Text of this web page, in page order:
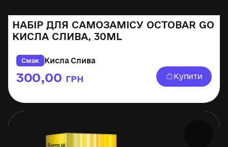
НАБІР ДЛЯ САМОЗАМІСУ OCTOBAR GO
КИСЛА СЛИВА, 30ML
Смак Кисла Слива
300,00 ГРН Купити